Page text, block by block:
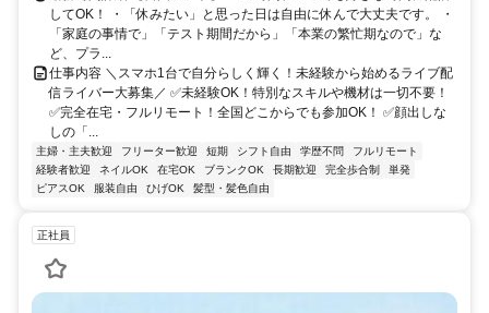
してOK！ ・「休みたい」と思った日は自由に休んで大丈夫です。 ・
「家庭の事情で」「テスト期間だから」「本業の繁忙期なので」な
ど、プラ...
仕事内容 ＼スマホ1台で自分らしく輝く！未経験から始めるライブ配
信ライバー大募集／ ✅未経験OK！特別なスキルや機材は一切不要！
✅完全在宅・フルリモート！全国どこからでも参加OK！ ✅顔出しな
しの「...
主婦・主夫歓迎 フリーター歓迎 短期 シフト自由 学歴不問
フルリモート
経験者歓迎
ネイルOK 在宅OK ブランクOK 長期歓迎 完全歩合制
単発
ピアスOK
服装自由 ひげOK 髪型・髪色自由
正社員